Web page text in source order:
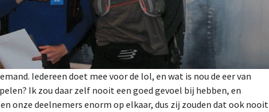
Iedereen doet mee voor de lol, en wat is nou de eer van
Ik zou daar zelf nooit een goed gevoel bij hebben, en
onze deelnemers enorm op elkaar, dus zij zouden dat ook nooit